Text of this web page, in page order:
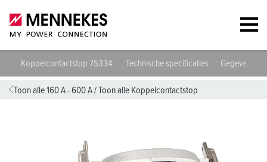
Koppelcontactstop 75334 Technische specificaties
Toon alle 160 A - 600 A/Toon alle Koppelcontactstop